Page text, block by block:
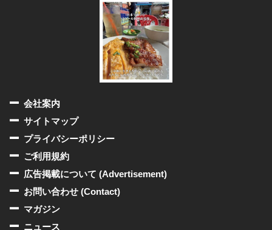
会社案内
サイトマップ
プライバシーポリシー
ご利用規約
広告掲載について (Advertisement)
お問い合わせ (Contact)
マガジン
ニュース